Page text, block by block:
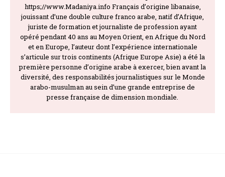
https;//www.Madaniya.info Français d’origine libanaise,
jouissant d’une double culture franco arabe, natif d’Afrique,
juriste de formation et journaliste de profession ayant
opéré pendant 40 ans au Moyen Orient, en Afrique du Nord
et en Europe, l’auteur dont l’expérience internationale
s’articule sur trois continents (Afrique Europe Asie) a été la
première personne d’origine arabe à exercer, bien avant la
diversité, des responsabilités journalistiques sur le Monde
arabo-musulman au sein d’une grande entreprise de
presse française de dimension mondiale.